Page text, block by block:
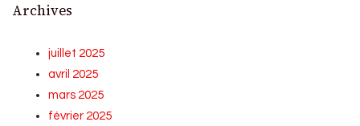
Archives
juillet 2025
avril 2025
mars 2025
février 2025